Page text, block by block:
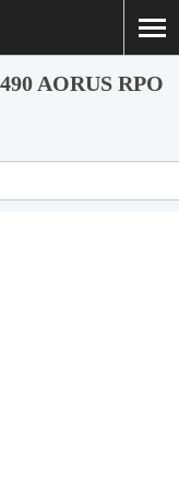
AORUS RPO